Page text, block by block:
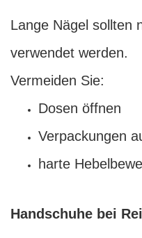
Lange Nägel sollten
verwendet werden.
Vermeiden Sie:
Dosen öffnen
Verpackungen
harte
Handschuhe bei